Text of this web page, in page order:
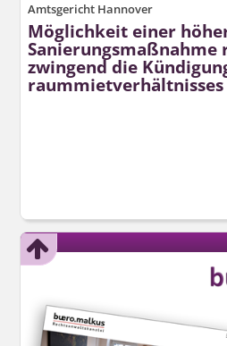
Amtsgericht Hannover
Möglichkeit einer
zwingend die
raum­miet­verhältnisses